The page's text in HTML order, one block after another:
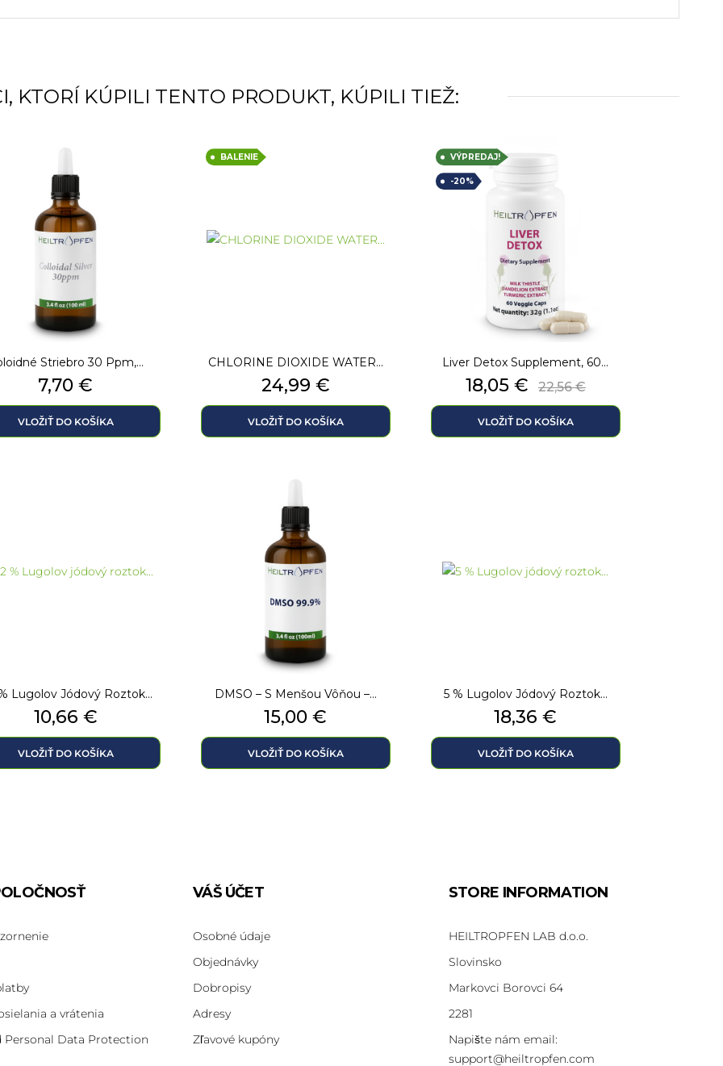
KTORÍ KÚPILI TENTO PRODUKT, KÚPILI TIEŽ:
Striebro 30 Ppm,...
Cena
7,70 €
VLOŽIŤ DO KOŠÍKA
CHLORINE DIOXIDE WATER...
Cena
24,99 €
VLOŽIŤ DO KOŠÍKA
BALENIE
Liver Detox Supplement, 60...
Cena
18,05 € Základná
cena
22,56 €
VLOŽIŤ DO KOŠÍKA
VÝPREDAJ!
-20%
Lugolov Jódový Roztok...
Cena
10,66 €
VLOŽIŤ DO KOŠÍKA
DMSO – S Menšou Vôňou –...
Cena
15,00 €
VLOŽIŤ DO KOŠÍKA
5 % Lugolov Jódový Roztok...
Cena
18,36 €
VLOŽIŤ DO KOŠÍKA
a vrátenia
Personal Data Protection
VÁŠ ÚČET
Osobné údaje
Objednávky
Dobropisy
Adresy
Zľavové kupóny
STORE INFORMATION
HEILTROPFEN LAB d.o.o.
Slovinsko
Markovci Borovci 64
2281
Napište nám email:
support@heiltropfen.com